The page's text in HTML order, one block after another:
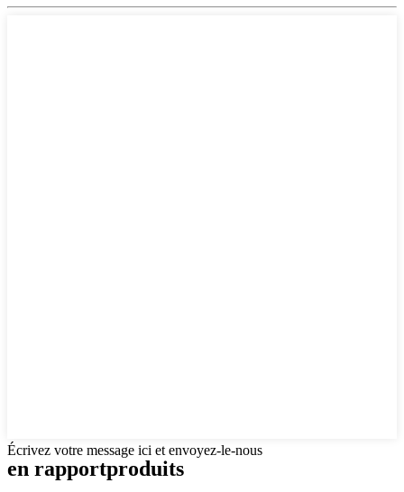
Écrivez votre message ici et envoyez-le-nous
en rapportproduits